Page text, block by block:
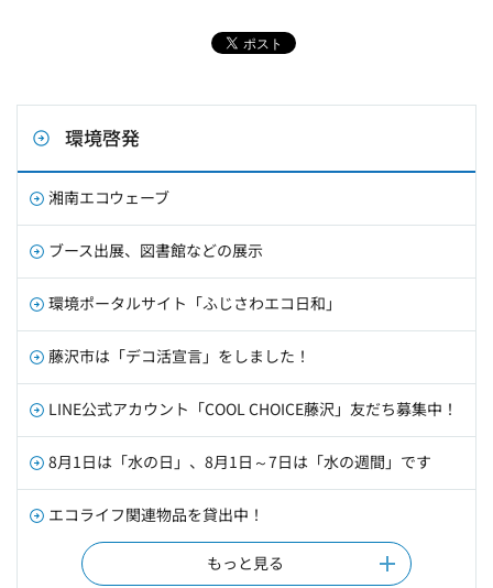
環境啓発
湘南エコウェーブ
ブース出展、図書館などの展示
環境ポータルサイト「ふじさわエコ日和」
藤沢市は「デコ活宣言」をしました！
LINE公式アカウント「COOL CHOICE藤沢」友だち募集中！
8月1日は「水の日」、8月1日～7日は「水の週間」です
エコライフ関連物品を貸出中！
もっと見る